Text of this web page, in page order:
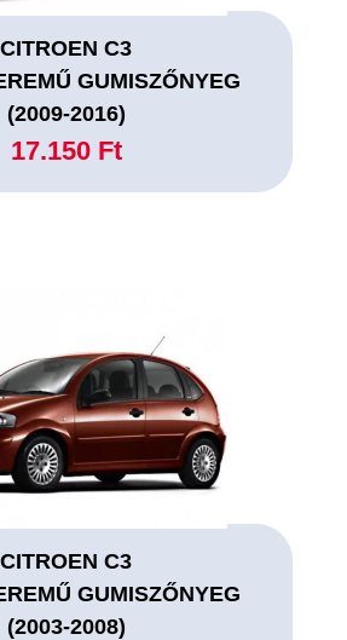
CITROEN C3
GUMISZŐNYEG
(2009-2016)
17.150 Ft
CITROEN C3
GUMISZŐNYEG
(2003-2008)